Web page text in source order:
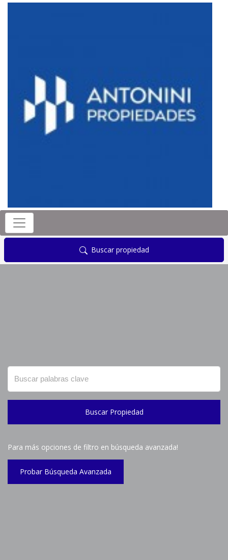
Buscar propiedad
Buscar Propiedad
Para más opciones de filtro en búsqueda avanzada!
Probar Búsqueda Avanzada